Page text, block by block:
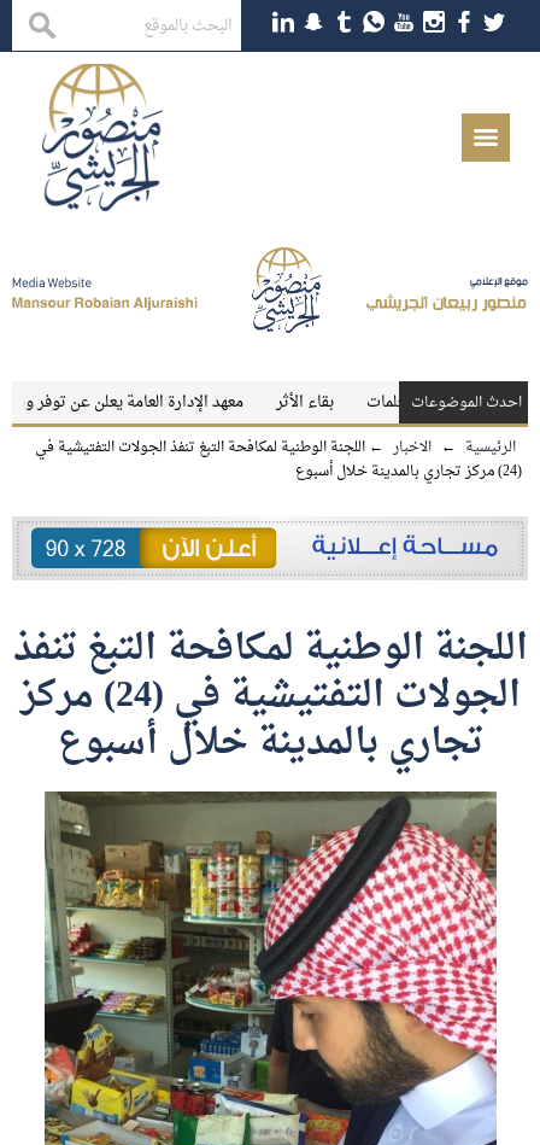
احدث الموضوعات معهد الإدارة العامة يعلن عن توفر وظائف بقاء الأثر والمعلمات
الرئيسية ← الاخبار ← اللجنة الوطنية لمكافحة التبغ تنفذ الجولات التفتيشية في
(24) مركز تجاري بالمدينة خلال أسبوع
اللجنة الوطنية لمكافحة التبغ تنفذ
الجولات التفتيشية في (24) مركز
تجاري بالمدينة خلال أسبوع